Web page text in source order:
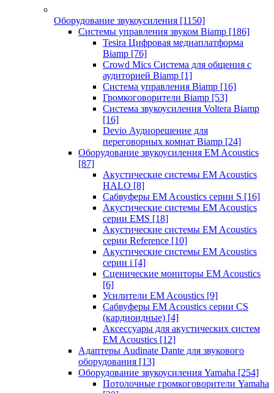
Оборудование звукоусиления [1150]
Системы управления звуком Biamp [186]
Tesira Цифровая медиаплатформа
Biamp [76]
Crowd Mics Система для общения с
аудиторией Biamp [1]
Система управления Biamp [16]
Громкоговорители Biamp [53]
Система звукоусиления Voltera Biamp
[16]
Devio Аудиорешение для
переговорных комнат Biamp [24]
Оборудование звукоусиления EM Acoustics
[87]
Акустические системы EM Acoustics
HALO [8]
Сабвуферы EM Acoustics серии S [16]
Акустические системы EM Acoustics
серии EMS [18]
Акустические системы EM Acoustics
серии Reference [10]
Акустические системы EM Acoustics
серии i [4]
Сценические мониторы EM Acoustics
[6]
Усилители EM Acoustics [9]
Сабвуферы EM Acoustics серии CS
(кардиоидные) [4]
Аксессуары для акустических систем
EM Acoustics [12]
Адаптеры Audinate Dante для звукового
оборудования [13]
Оборудование звукоусиления Yamaha [254]
Потолочные громкоговорители Yamaha